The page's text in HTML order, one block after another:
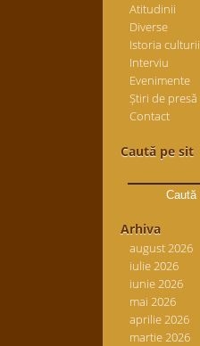
Atitudinii
Diverse
Istoria culturii
Interviu
Evenimente
Știri de presă
Contact
Caută pe sit
după:
Arhiva
august 2026
iulie 2026
iunie 2026
mai 2026
aprilie 2026
martie 2026